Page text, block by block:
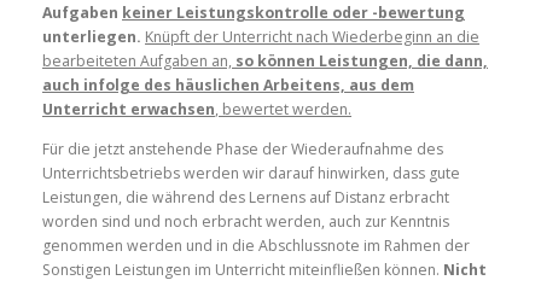
Aufgaben keiner Leistungskontrolle oder -bewertung
unterliegen. Knüpft der Unterricht nach Wiederbeginn an die
bearbeiteten Aufgaben an, so können Leistungen, die dann,
auch infolge des häuslichen Arbeitens, aus dem
Unterricht erwachsen, bewertet werden.
Für die jetzt anstehende Phase der Wiederaufnahme des
Unterrichtsbetriebs werden wir darauf hinwirken, dass gute
Leistungen, die während des Lernens auf Distanz erbracht
worden sind und noch erbracht werden, auch zur Kenntnis
genommen werden und in die Abschlussnote im Rahmen der
Sonstigen Leistungen im Unterricht miteinfließen können. Nicht